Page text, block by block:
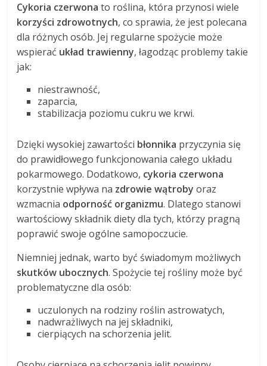
Cykoria czerwona to roślina, która przynosi wiele
korzyści zdrowotnych, co sprawia, że jest polecana
dla różnych osób. Jej regularne spożycie może
wspierać układ trawienny, łagodząc problemy takie
jak:
niestrawność,
zaparcia,
stabilizacja poziomu cukru we krwi.
Dzięki wysokiej zawartości błonnika przyczynia się
do prawidłowego funkcjonowania całego układu
pokarmowego. Dodatkowo, cykoria czerwona
korzystnie wpływa na zdrowie wątroby oraz
wzmacnia odporność organizmu. Dlatego stanowi
wartościowy składnik diety dla tych, którzy pragną
poprawić swoje ogólne samopoczucie.
Niemniej jednak, warto być świadomym możliwych
skutków ubocznych. Spożycie tej rośliny może być
problematyczne dla osób:
uczulonych na rodziny roślin astrowatych,
nadwrażliwych na jej składniki,
cierpiących na schorzenia jelit.